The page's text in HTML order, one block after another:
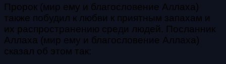
Пророк (мир ему и благословение Аллаха)
также побудил к любви к приятным запахам и
их распространению среди людей. Посланник
Аллаха (мир ему и благословение Аллаха)
сказал об этом так: